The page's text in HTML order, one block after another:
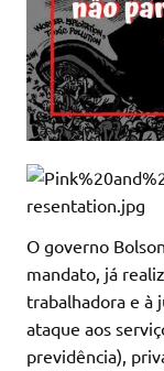
O governo
mandato, já
trabalhadora e à
ataque aos
previdência),